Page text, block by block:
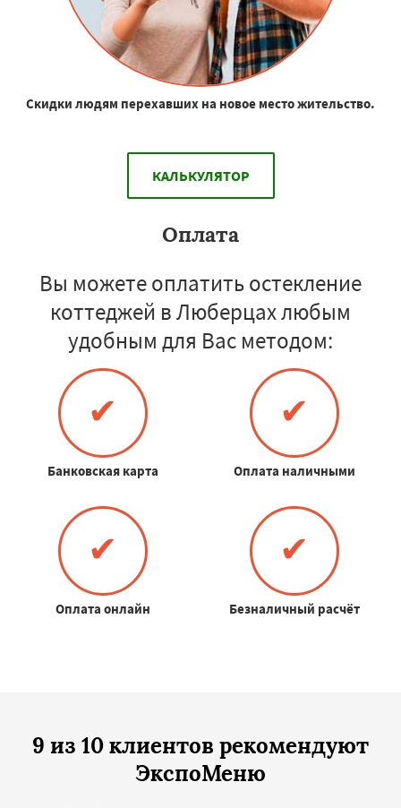
Скидки людям перехавших на новое место жительство.
КАЛЬКУЛЯТОР
Оплата
Вы можете оплатить остекление
коттеджей в Люберцах любым
удобным для Вас методом:
✔
Банковская карта
✔
Оплата наличными
✔
Оплата онлайн
✔
Безналичный расчёт
9 из 10 клиентов рекомендуют
ЭкспоМеню